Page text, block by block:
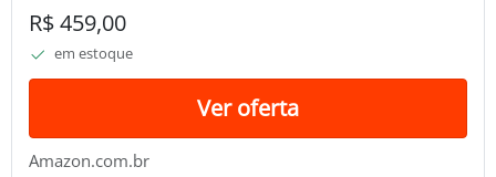
R$ 459,00
em estoque
Ver oferta
Amazon.com.br